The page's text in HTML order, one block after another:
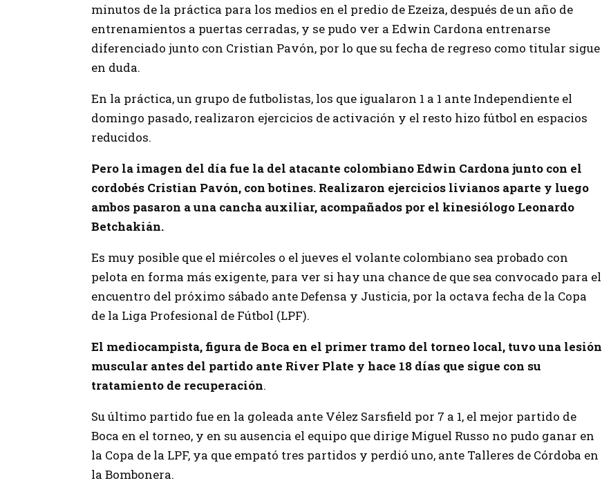
minutos de la práctica para los medios en el predio de Ezeiza, después de un año de
entrenamientos a puertas cerradas, y se pudo ver a Edwin Cardona entrenarse
diferenciado junto con Cristian Pavón, por lo que su fecha de regreso como titular sigue
en duda.
En la práctica, un grupo de futbolistas, los que igualaron 1 a 1 ante Independiente el
domingo pasado, realizaron ejercicios de activación y el resto hizo fútbol en espacios
reducidos.
Pero la imagen del día fue la del atacante colombiano Edwin Cardona junto con el
cordobés Cristian Pavón, con botines. Realizaron ejercicios livianos aparte y luego
ambos pasaron a una cancha auxiliar, acompañados por el kinesiólogo Leonardo
Betchakián.
Es muy posible que el miércoles o el jueves el volante colombiano sea probado con
pelota en forma más exigente, para ver si hay una chance de que sea convocado para el
encuentro del próximo sábado ante Defensa y Justicia, por la octava fecha de la Copa
de la Liga Profesional de Fútbol (LPF).
El mediocampista, figura de Boca en el primer tramo del torneo local, tuvo una lesión
muscular antes del partido ante River Plate y hace 18 días que sigue con su
tratamiento de recuperación.
Su último partido fue en la goleada ante Vélez Sarsfield por 7 a 1, el mejor partido de
Boca en el torneo, y en su ausencia el equipo que dirige Miguel Russo no pudo ganar en
la Copa de la LPF, ya que empató tres partidos y perdió uno, ante Talleres de Córdoba en
la Bombonera.